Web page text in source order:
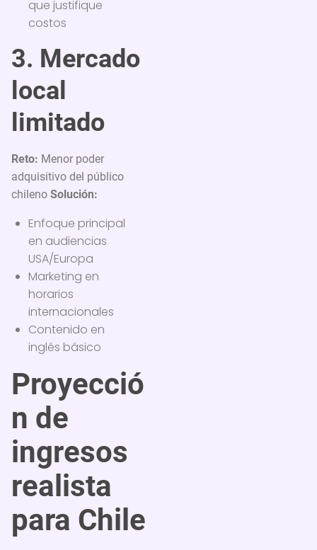
que justifique
costos
3. Mercado
local
limitado
Reto: Menor poder
adquisitivo del público
chileno Solución:
Enfoque principal
en audiencias
USA/Europa
Marketing en
horarios
internacionales
Contenido en
inglés básico
Proyecció
n de
ingresos
realista
para Chile